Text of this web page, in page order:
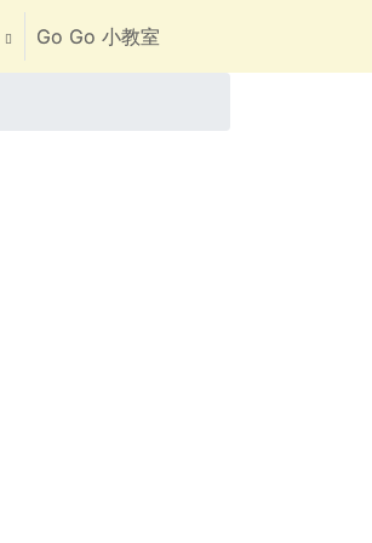
Go Go 小教室